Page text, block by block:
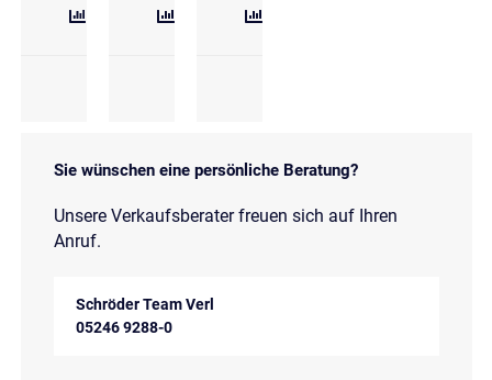
Sie wünschen eine persönliche Beratung?
Unsere Verkaufsberater freuen sich auf Ihren
Anruf.
Schröder Team Verl
05246 9288-0